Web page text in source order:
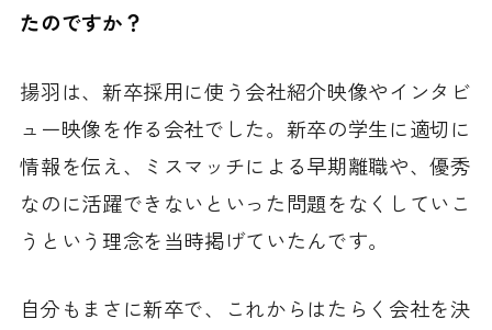
たのですか？
揚羽は、新卒採用に使う会社紹介映像やインタビ
ュー映像を作る会社でした。新卒の学生に適切に
情報を伝え、ミスマッチによる早期離職や、優秀
なのに活躍できないといった問題をなくしていこ
うという理念を当時掲げていたんです。
自分もまさに新卒で、これからはたらく会社を決